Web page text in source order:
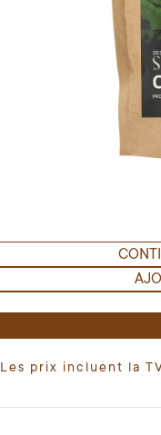
Les prix incluent la